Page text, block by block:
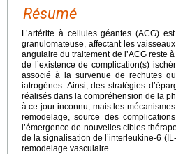
Résumé
L’artérite à cellules géantes (ACG)
granulomateuse, affectant les
angulaire du traitement de l’ACG reste
de l’existence de complication(s)
associé à la survenue de rechutes
iatrogènes. Ainsi, des stratégies
réalisés dans la compréhension de la
à ce jour inconnu, mais les
remodelage, source des
l’émergence de nouvelles cibles
de la signalisation de l’interleukine-6
remodelage vasculaire.